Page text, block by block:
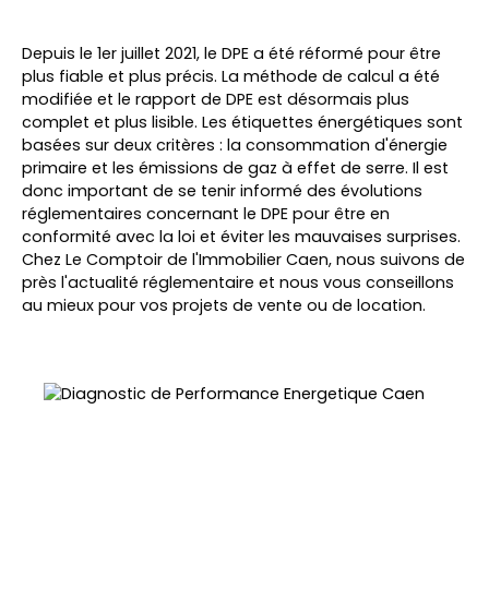
Depuis le 1er juillet 2021, le DPE a été réformé pour être
plus fiable et plus précis. La méthode de calcul a été
modifiée et le rapport de DPE est désormais plus
complet et plus lisible. Les étiquettes énergétiques sont
basées sur deux critères : la consommation d'énergie
primaire et les émissions de gaz à effet de serre. Il est
donc important de se tenir informé des évolutions
réglementaires concernant le DPE pour être en
conformité avec la loi et éviter les mauvaises surprises.
Chez Le Comptoir de l'Immobilier Caen, nous suivons de
près l'actualité réglementaire et nous vous conseillons
au mieux pour vos projets de vente ou de location.